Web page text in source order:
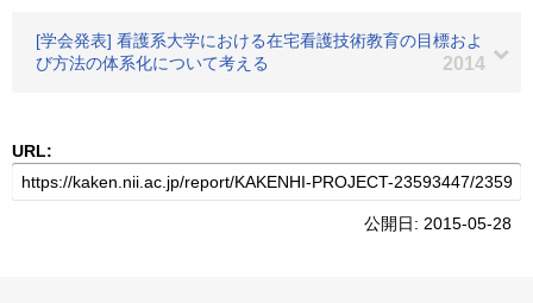
[学会発表] 看護系大学における在宅看護技術教育の目標およ
び方法の体系化について考える
2014
URL:
公開日: 2015-05-28